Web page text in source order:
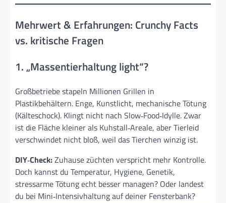
Mehrwert & Erfahrungen: Crunchy Facts
vs. kritische Fragen
1. „Massentierhaltung light“?
Groß­betriebe stapeln Millionen Grillen in
Plastikbehältern. Enge, Kunst­licht, mechanische Tötung
(Kälteschock). Klingt nicht nach Slow‑Food‑Idylle. Zwar
ist die Fläche kleiner als Kuh­stall‑Areale, aber Tierleid
verschwindet nicht bloß, weil das Tierchen winzig ist.
DIY‑Check:Zuhause züchten verspricht mehr Kontrolle.
Doch kannst du Temperatur, Hygiene, Genetik,
stressarme Tötung echt besser managen? Oder landest
du bei Mini‑Intensiv­haltung auf deiner Fensterbank?